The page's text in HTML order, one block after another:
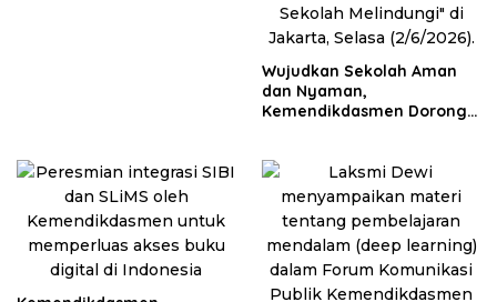
Wujudkan Sekolah Aman
dan Nyaman,
Kemendikdasmen Dorong